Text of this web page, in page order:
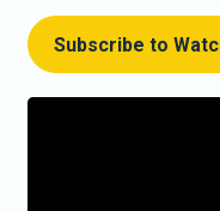
Subscribe to